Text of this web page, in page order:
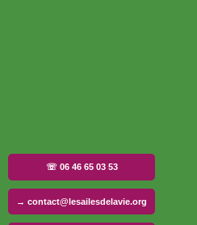
☏ 06 46 65 03 53
→ contact@lesailesdelavie.org